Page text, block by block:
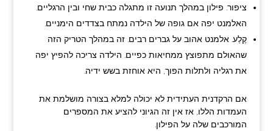
ציפור. פילון במהלך תנועה זו מתגלה כבית שחי ובין הרגליים.
האלמנט יפה אם גופה של הילדה נמתח בצדדים הימניים.
קֶלַע. אלמנט אהוב על גברים רבים. זה במהלך הטריק הזה
שהאולם מתפוצץ ממחיאות כפיים. הילדה צריכה להפיץ יפה
את רגליה ולתלות הפוך, היא אוחזת בשש ידיה.
אם הרקדנית העתידית לא יכולה למלא בצורה מושלמת את
העמדות הללו, אז אין זה הגיוני להציע את המספרים
המורכבים שלה על הפילון.